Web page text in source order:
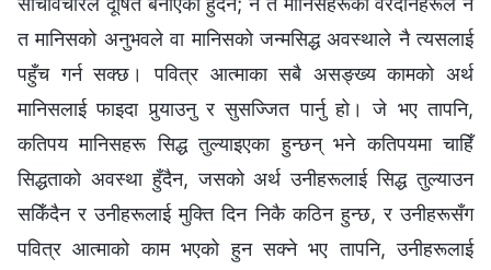
त मानिसको अनुभवले वा मानिसको जन्मसिद्ध अवस्थाले नै त्यसलाई
पहुँच गर्न सक्छ। पवित्र आत्माका सबै असङ्ख्य कामको अर्थ
मानिसलाई फाइदा पुर्‍याउनु र सुसज्‍जित पार्नु हो। जे भए तापनि,
कतिपय मानिसहरू सिद्ध तुल्याइएका हुन्छन् भने कतिपयमा चाहिँ
सिद्धताको अवस्था हुँदैन, जसको अर्थ उनीहरूलाई सिद्ध तुल्याउन
सकिँदैन र उनीहरूलाई मुक्ति दिन निकै कठिन हुन्छ, र उनीहरूसँग
पवित्र आत्माको काम भएको हुन सक्‍ने भए तापनि, उनीहरूलाई